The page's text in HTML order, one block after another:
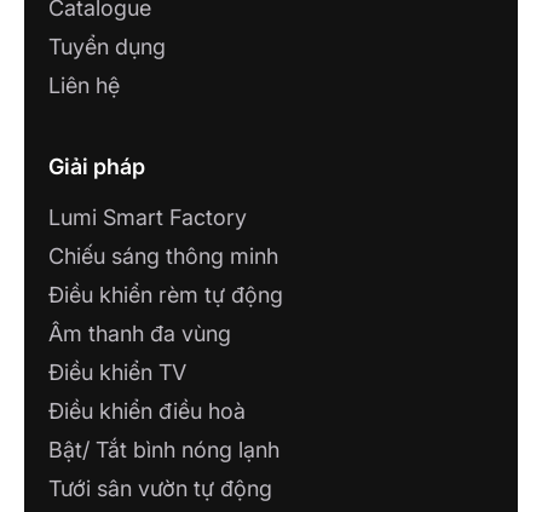
Đèn LED Downlight là sản phẩm được ưa chuộng nhất
Đèn LED dây thông minh là loại đèn linh hoạt có
thể gắn ở nhiều vị trí khác nhau như dưới kệ, viền
trần nhà hoặc thậm chí ngoài trời. Đèn LED dây
thông minh thường được sử dụng để trang trí nhà
cửa, tạo điểm nhấn cho không gian và có khả
năng thay đổi màu sắc, độ sáng theo ý muốn của
người dùng thông qua Smartphone, mang lại sự
sáng tạo và độc đáo cho không gian sống.
Catalogue
Tuyển dụng
Liên hệ
Giải pháp
Lumi Smart Factory
Chiếu sáng thông minh
Điều khiển rèm tự động
Âm thanh đa vùng
Điều khiển TV
Điều khiển điều hoà
Bật/ Tắt bình nóng lạnh
Tưới sân vườn tự động